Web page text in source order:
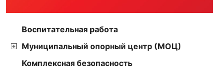
Воспитательная работа
Муниципальный опорный центр (МОЦ)
Комплексная безопасность